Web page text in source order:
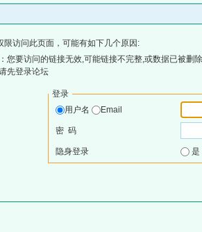
限访问此页面，可能有如下几个原因:
您要访问的链接无效,可能链接不完整,或数据已被删
先登录论坛
登录
用户名
Email
密 码
隐身登录